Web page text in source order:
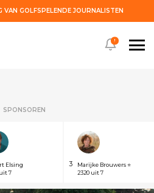
VAN GOLFSPELENDE JOURNALISTEN
SPONSOREN
Elsing
7
3
Marijke Brouwers ⭐
2320 uit 7
!